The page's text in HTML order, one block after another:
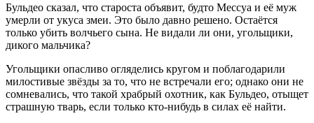
Бульдео сказал, что староста объявит, будто Мессуа и её муж
умерли от укуса змеи. Это было давно решено. Остаётся
только убить волчьего сына. Не видали ли они, угольщики,
дикого мальчика?
Угольщики опасливо огляделись кругом и поблагодарили
милостивые звёзды за то, что не встречали его; однако они не
сомневались, что такой храбрый охотник, как Бульдео, отыщет
страшную тварь, если только кто-нибудь в силах её найти.